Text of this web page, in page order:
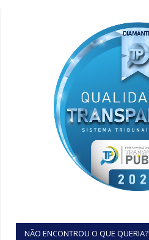
NÃO ENCONTROU O QUE QUERIA?